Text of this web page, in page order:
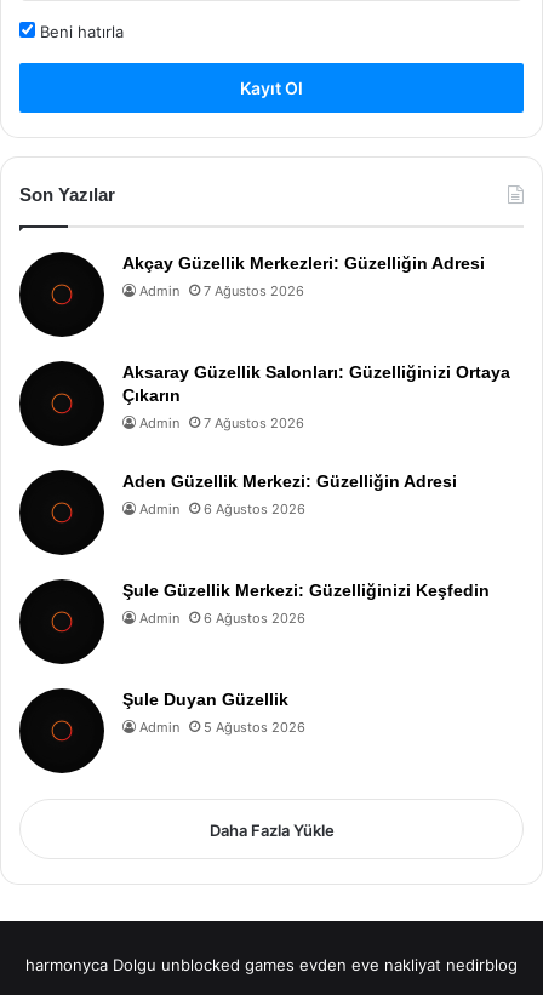
Beni hatırla
Kayıt Ol
Son Yazılar
Akçay Güzellik Merkezleri: Güzelliğin Adresi
Admin 7 Ağustos 2026
Aksaray Güzellik Salonları: Güzelliğinizi Ortaya
Çıkarın
Admin 7 Ağustos 2026
Aden Güzellik Merkezi: Güzelliğin Adresi
Admin 6 Ağustos 2026
Şule Güzellik Merkezi: Güzelliğinizi Keşfedin
Admin 6 Ağustos 2026
Şule Duyan Güzellik
Admin 5 Ağustos 2026
Daha Fazla Yükle
harmonyca Dolgu unblocked games evden eve nakliyat nedirblog